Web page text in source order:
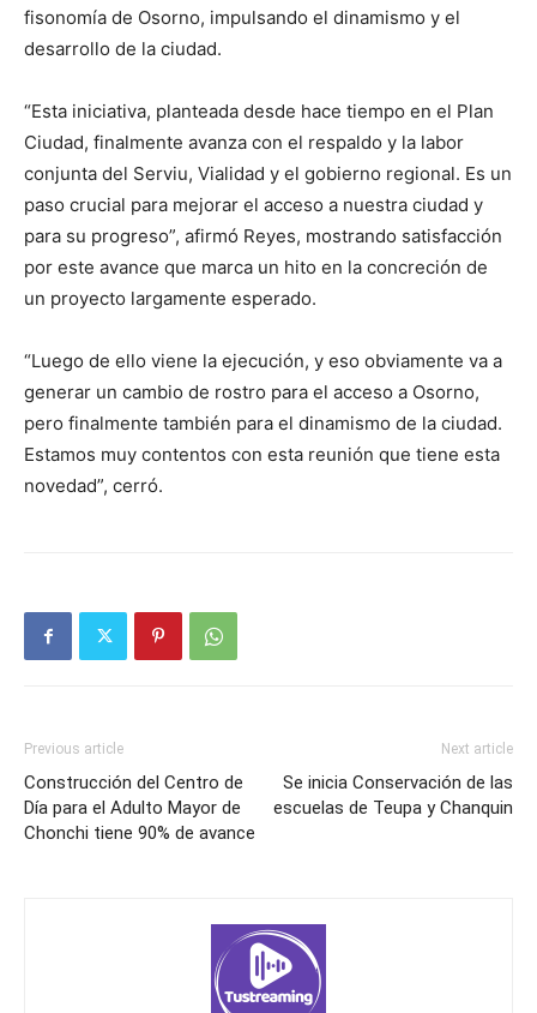
fisonomía de Osorno, impulsando el dinamismo y el
desarrollo de la ciudad.
“Esta iniciativa, planteada desde hace tiempo en el Plan
Ciudad, finalmente avanza con el respaldo y la labor
conjunta del Serviu, Vialidad y el gobierno regional. Es un
paso crucial para mejorar el acceso a nuestra ciudad y
para su progreso”, afirmó Reyes, mostrando satisfacción
por este avance que marca un hito en la concreción de
un proyecto largamente esperado.
“Luego de ello viene la ejecución, y eso obviamente va a
generar un cambio de rostro para el acceso a Osorno,
pero finalmente también para el dinamismo de la ciudad.
Estamos muy contentos con esta reunión que tiene esta
novedad”, cerró.
Previous article
Construcción del Centro de
Día para el Adulto Mayor de
Chonchi tiene 90% de avance
Next article
Se inicia Conservación de las
escuelas de Teupa y Chanquin